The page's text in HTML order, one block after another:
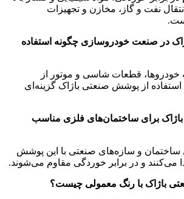
نفت و گاز، مخازن و تجهیزات
در صنعت خودروسازی چگونه استفاده
خودروها، قطعات شاسی و موتور از
از پوشش صنعتی باژاک گزینه‌ای
باژاک برای ساختمان‌های فلزی مناسب
ساختمان و سازه‌های صنعتی با این پوشش
می‌کنند و در برابر خوردگی مقاوم می‌شوند.